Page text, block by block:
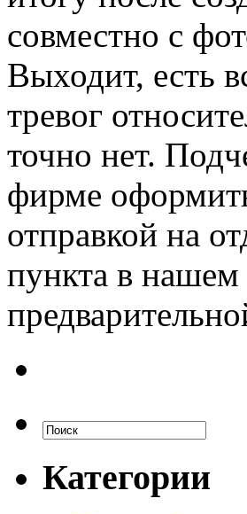
совместно с
Выходит, есть
тревог
точно нет.
фирме
отправкой на
пункта в нашем
Категории